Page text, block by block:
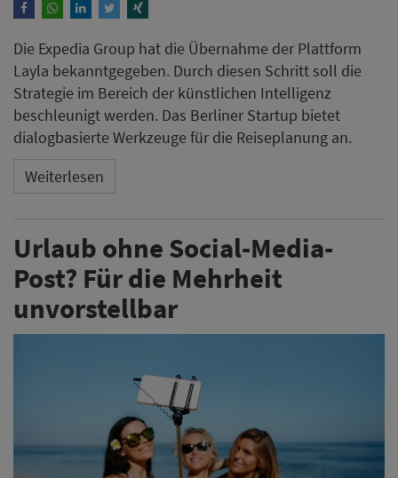
Die Expedia Group hat die Übernahme der Plattform
Layla bekanntgegeben. Durch diesen Schritt soll die
Strategie im Bereich der künstlichen Intelligenz
beschleunigt werden. Das Berliner Startup bietet
dialogbasierte Werkzeuge für die Reiseplanung an.
Weiterlesen
Urlaub ohne Social-Media-
Post? Für die Mehrheit
unvorstellbar